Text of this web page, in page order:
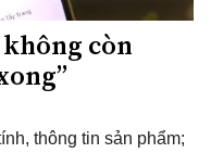
còn
thông tin sản phẩm;